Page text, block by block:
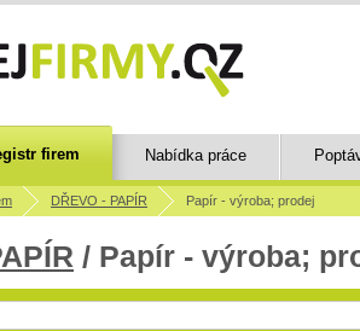
firem Nabídka práce
DŘEVO - PAPÍR Papír - výroba; prodej
/ Papír - výroba;